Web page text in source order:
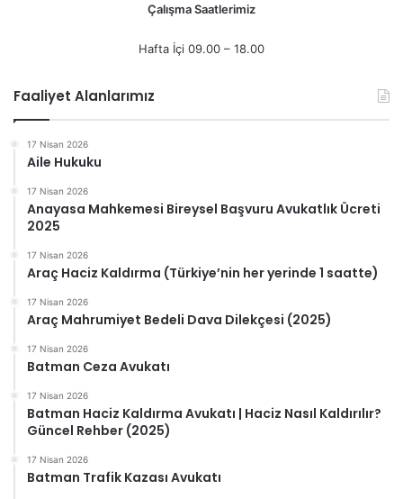
Çalışma Saatlerimiz
Hafta İçi 09.00 – 18.00
Faaliyet Alanlarımız
17 Nisan 2026
Aile Hukuku
17 Nisan 2026
Anayasa Mahkemesi Bireysel Başvuru Avukatlık Ücreti
2025
17 Nisan 2026
Araç Haciz Kaldırma (Türkiye’nin her yerinde 1 saatte)
17 Nisan 2026
Araç Mahrumiyet Bedeli Dava Dilekçesi (2025)
17 Nisan 2026
Batman Ceza Avukatı
17 Nisan 2026
Batman Haciz Kaldırma Avukatı | Haciz Nasıl Kaldırılır?
Güncel Rehber (2025)
17 Nisan 2026
Batman Trafik Kazası Avukatı